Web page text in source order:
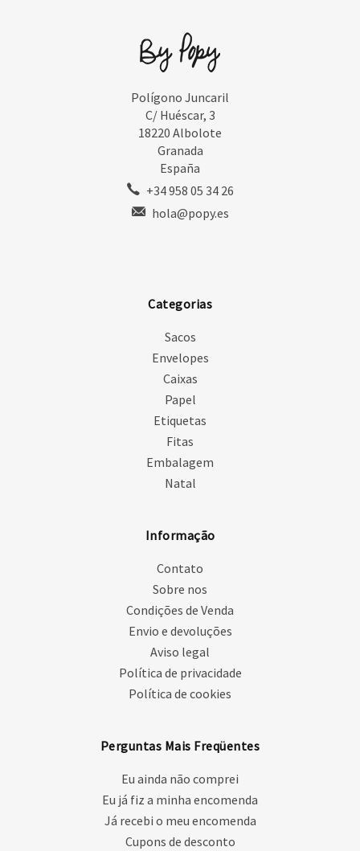
Polígono Juncaril
C/ Huéscar, 3
18220 Albolote
Granada
España
+34 958 05 34 26
hola@popy.es
Categorias
Sacos
Envelopes
Caixas
Papel
Etiquetas
Fitas
Embalagem
Natal
Informação
Contato
Sobre nos
Condições de Venda
Envio e devoluções
Aviso legal
Política de privacidade
Política de cookies
Perguntas Mais Freqüentes
Eu ainda não comprei
Eu já fiz a minha encomenda
Já recebi o meu encomenda
Cupons de desconto